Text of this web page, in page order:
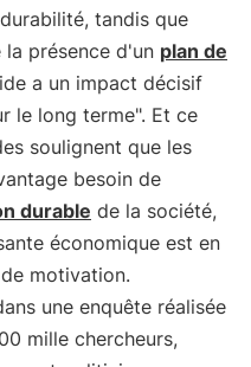
tandis que
présence d'un plan de
a un impact décisif
le long terme". Et ce
soulignent que les
besoin de
durable de la société,
économique est en
motivation.
une enquête réalisée
mille chercheurs,